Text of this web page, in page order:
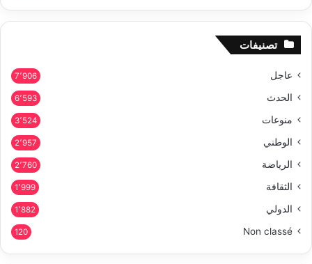
تصنيفات
عاجل 7٬906
الحدث 6٬593
منوعات 3٬524
الوطني 2٬957
الرياضة 2٬760
الثقافة 1٬999
الدولي 1٬882
Non classé
120